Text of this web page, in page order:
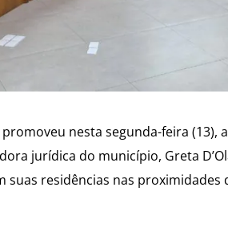
nesta segunda-feira
jurídica do município, Greta
suas residências nas proximidades